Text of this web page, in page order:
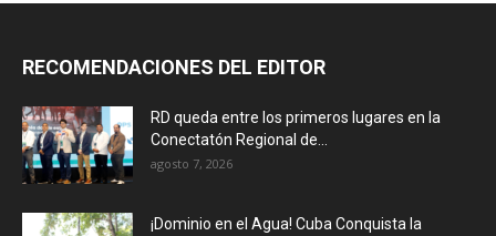
RECOMENDACIONES DEL EDITOR
RD queda entre los primeros lugares en la
Conectatón Regional de...
agosto 7, 2026
¡Dominio en el Agua! Cuba Conquista la